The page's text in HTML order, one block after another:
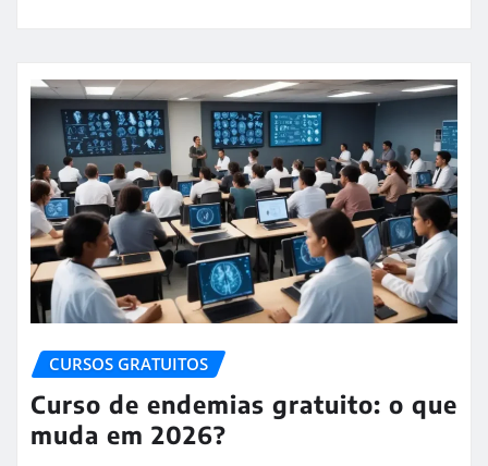
CURSOS GRATUITOS
Curso de endemias gratuito: o que
muda em 2026?